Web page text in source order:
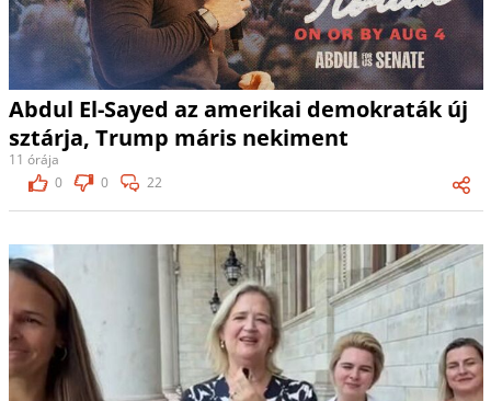
Abdul El-Sayed az amerikai demokraták új
sztárja, Trump máris nekiment
11 órája
0
0 22